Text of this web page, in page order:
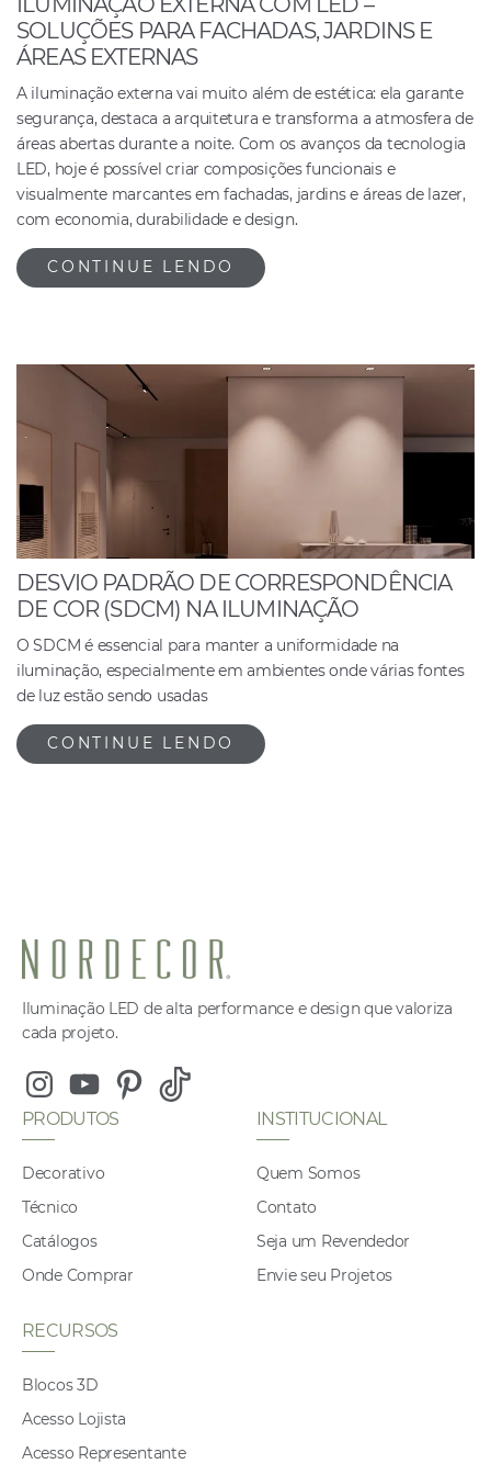
SOLUÇÕES PARA FACHADAS, JARDINS E
ÁREAS EXTERNAS
A iluminação externa vai muito além de estética: ela garante
segurança, destaca a arquitetura e transforma a atmosfera de
áreas abertas durante a noite. Com os avanços da tecnologia
LED, hoje é possível criar composições funcionais e
visualmente marcantes em fachadas, jardins e áreas de lazer,
com economia, durabilidade e design.
CONTINUE LENDO
DESVIO PADRÃO DE CORRESPONDÊNCIA
DE COR (SDCM) NA ILUMINAÇÃO
O SDCM é essencial para manter a uniformidade na
iluminação, especialmente em ambientes onde várias fontes
de luz estão sendo usadas
CONTINUE LENDO
Iluminação LED de alta performance e design que valoriza
cada projeto.
InstagramYoutubePinterest
Tiktok
PRODUTOS
Decorativo
Técnico
Catálogos
Onde Comprar
INSTITUCIONAL
Quem Somos
Contato
Seja um Revendedor
Envie seu Projetos
RECURSOS
Blocos 3D
Acesso Lojista
Acesso Representante